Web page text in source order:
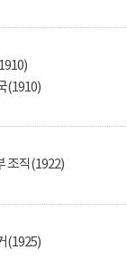
(1910)
조직(1922)
(1925)